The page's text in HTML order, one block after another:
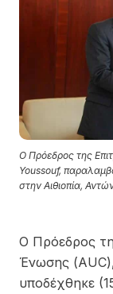
Ο Πρόεδρος της
Youssouf,
στην Αιθιοπία,
Ο Πρόεδρος
Ένωσης
υποδέχθηκε